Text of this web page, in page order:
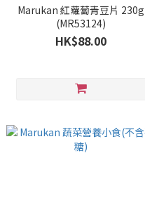
Marukan 紅蘿蔔青豆片 230g
(MR53124)
HK$88.00